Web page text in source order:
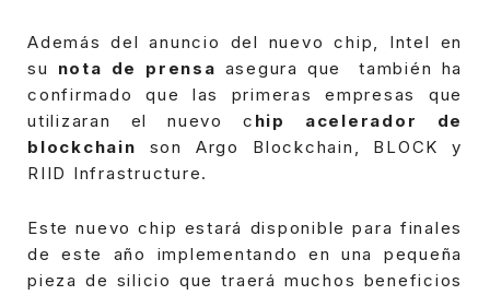
Además del anuncio del nuevo chip, Intel en
su nota de prensa asegura que también ha
confirmado que las primeras empresas que
utilizaran el nuevo c hip acelerador de
blockchain son Argo Blockchain, BLOCK y
RIID Infrastructure.
Este nuevo chip estará disponible para finales
de este año implementando en una pequeña
pieza de silicio que traerá muchos beneficios